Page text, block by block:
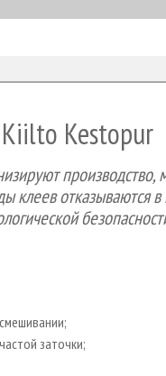
Kestopur
производство,
клеев отказываются в
заточки;